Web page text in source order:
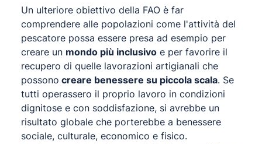
Un ulteriore obiettivo della FAO è far
comprendere alle popolazioni come l'attività del
pescatore possa essere presa ad esempio per
creare un mondo più inclusivo e per favorire il
recupero di quelle lavorazioni artigianali che
possono creare benessere su piccola scala. Se
tutti operassero il proprio lavoro in condizioni
dignitose e con soddisfazione, si avrebbe un
risultato globale che porterebbe a benessere
sociale, culturale, economico e fisico.